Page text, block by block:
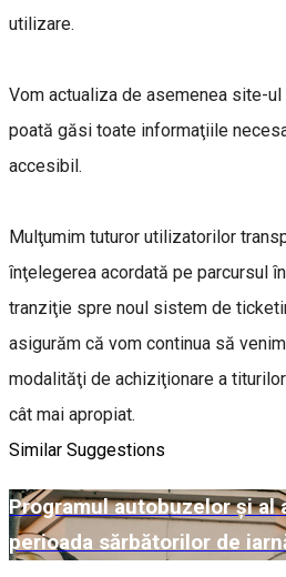
utilizare.
Vom actualiza de asemenea site-
poată găsi toate informaţiile
accesibil.
Mulţumim tuturor utilizatorilor
ȋnţelegerea acordată pe parcursul
tranziţie spre noul sistem de
asigurăm că vom continua să
modalităţi de achiziţionare a
cât mai apropiat.
Similar Suggestions
Programul autobuzelor și al
perioada sărbătorilor de